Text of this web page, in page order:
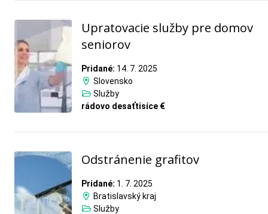
Upratovacie služby pre domov
seniorov
Pridané: 14. 7. 2025
Slovensko
Služby
rádovo desaťtisíce €
Odstránenie grafitov
Pridané: 1. 7. 2025
Bratislavský kraj
Služby